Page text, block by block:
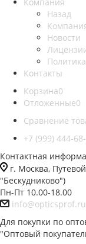
Назад
Новости
Политика
Контакты
Корзина0
Отложенные0
Сравнение
+7 (999) 444-
Контактная
г. Москва,
"Бескудниково")
Пн-Пт 10.00-18.00
info@opticsprof.ru
Для покупки по
"Оптовый